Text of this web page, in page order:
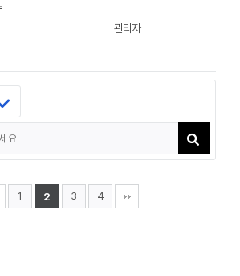
관리자
1 2 3 4